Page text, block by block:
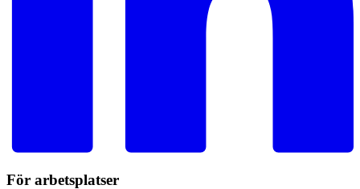
För arbetsplatser